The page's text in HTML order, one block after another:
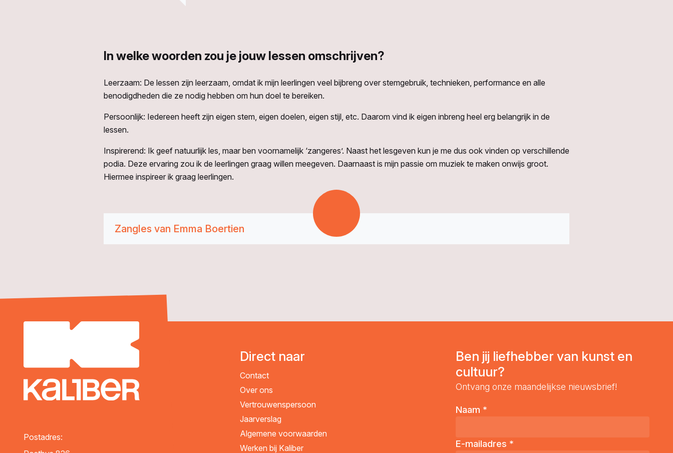
In welke woorden zou je jouw lessen omschrijven?
Leerzaam: De lessen zijn leerzaam, omdat ik mijn leerlingen veel bijbreng over stemgebruik, technieken, performance en alle
benodigdheden die ze nodig hebben om hun doel te bereiken.
Persoonlijk: Iedereen heeft zijn eigen stem, eigen doelen, eigen stijl, etc. Daarom vind ik eigen inbreng heel erg belangrijk in de
lessen.
Inspirerend: Ik geef natuurlijk les, maar ben voornamelijk ‘zangeres’. Naast het lesgeven kun je me dus ook vinden op verschillende
podia. Deze ervaring zou ik de leerlingen graag willen meegeven. Daarnaast is mijn passie om muziek te maken onwijs groot.
Hiermee inspireer ik graag leerlingen.
Zangles van Emma Boertien
Postadres:
Direct naar
Contact
Over ons
Vertrouwenspersoon
Jaarverslag
Algemene voorwaarden
Werken bij Kaliber
Ben jij liefhebber van kunst en
cultuur?
Ontvang onze maandelijkse nieuwsbrief!
Naam *
E-mailadres *